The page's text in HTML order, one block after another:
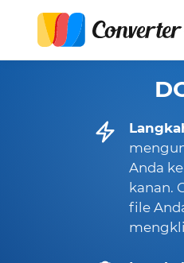
Anda
kanan.
file